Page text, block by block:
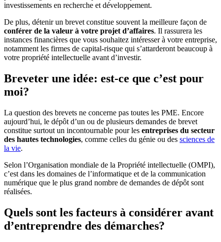
investissements en recherche et développement.
De plus, détenir un brevet constitue souvent la meilleure façon de
conférer de la valeur à votre projet d’affaires. Il rassurera les
instances financières que vous souhaitez intéresser à votre entreprise,
notamment les firmes de capital-risque qui s’attarderont beaucoup à
votre propriété intellectuelle avant d’investir.
Breveter une idée: est-ce que c’est pour
moi?
La question des brevets ne concerne pas toutes les PME. Encore
aujourd’hui, le dépôt d’un ou de plusieurs demandes de brevet
constitue surtout un incontournable pour les entreprises du secteur
des hautes technologies, comme celles du génie ou des sciences de
la vie.
Selon l’Organisation mondiale de la Propriété intellectuelle (OMPI),
c’est dans les domaines de l’informatique et de la communication
numérique que le plus grand nombre de demandes de dépôt sont
réalisées.
Quels sont les facteurs à considérer avant
d’entreprendre des démarches?